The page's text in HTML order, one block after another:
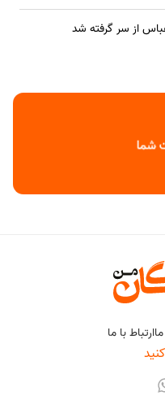
از سر گرفته شد
ارتباط با ما